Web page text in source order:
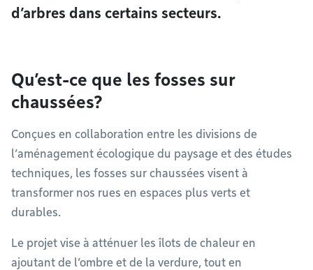
d’arbres dans certains secteurs.
Qu’est-ce que les fosses sur
chaussées?
Conçues en collaboration entre les divisions de
l’aménagement écologique du paysage et des études
techniques, les fosses sur chaussées visent à
transformer nos rues en espaces plus verts et
durables.
Le projet vise à atténuer les îlots de chaleur en
ajoutant de l’ombre et de la verdure, tout en